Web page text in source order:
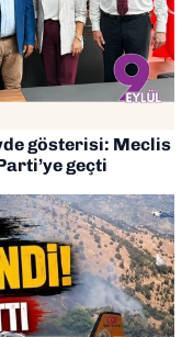
gösterisi: Meclis
geçti